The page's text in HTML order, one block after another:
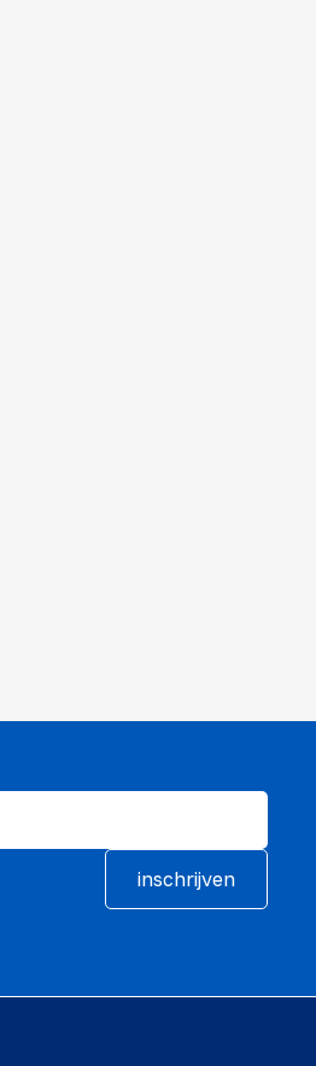
inschrijven